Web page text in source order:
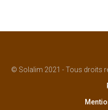
© Solalim 2021 - Tous droits